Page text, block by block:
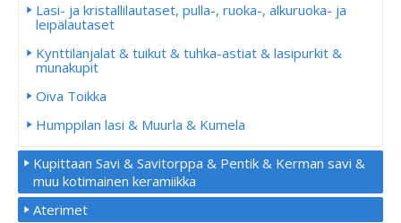
Lasi- ja kristallilautaset, pulla-, ruoka-, alkuruoka- ja
leipälautaset
Kynttilänjalat & tuikut & tuhka-astiat & lasipurkit &
munakupit
Oiva Toikka
Humppilan lasi & Muurla & Kumela
Kupittaan Savi & Savitorppa & Pentik & Kerman savi &
muu kotimainen keramiikka
Aterimet